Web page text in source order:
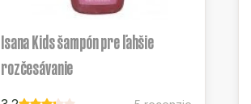
Isana Kids šampón pre ľahšie
rozčesávanie